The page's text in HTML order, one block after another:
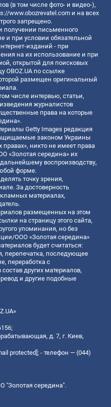
(в том числе фото- и видео-),
www.obozrevatel.com и на всех
запрещено.
получении письменного
и при условии обязательной
изданий - при
на их использование и при
открытой для поисковых
OBOZ.UA по ссылке
размещен оригинальный
числе интервью, статьи,
журналистов
права на которые
Getty Images редакция
законом Украины
никто не имеет права
«Золотая середина» их
воспроизводству,
форме.
точку зрения,
За достоверность
материалах,
размещенных на этом
на страницу этого сайта,
упоминания, но без
ООО «Золотая середина»
будет считаться:
перепечатка, последующее
переработка с
других материалов,
и другие подобные
д. 7, г. Киев,
protected]; - телефон — (044)
"Золотая середина".